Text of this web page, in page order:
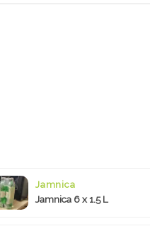
Jamnica
Jamnica 6 x 1.5 L